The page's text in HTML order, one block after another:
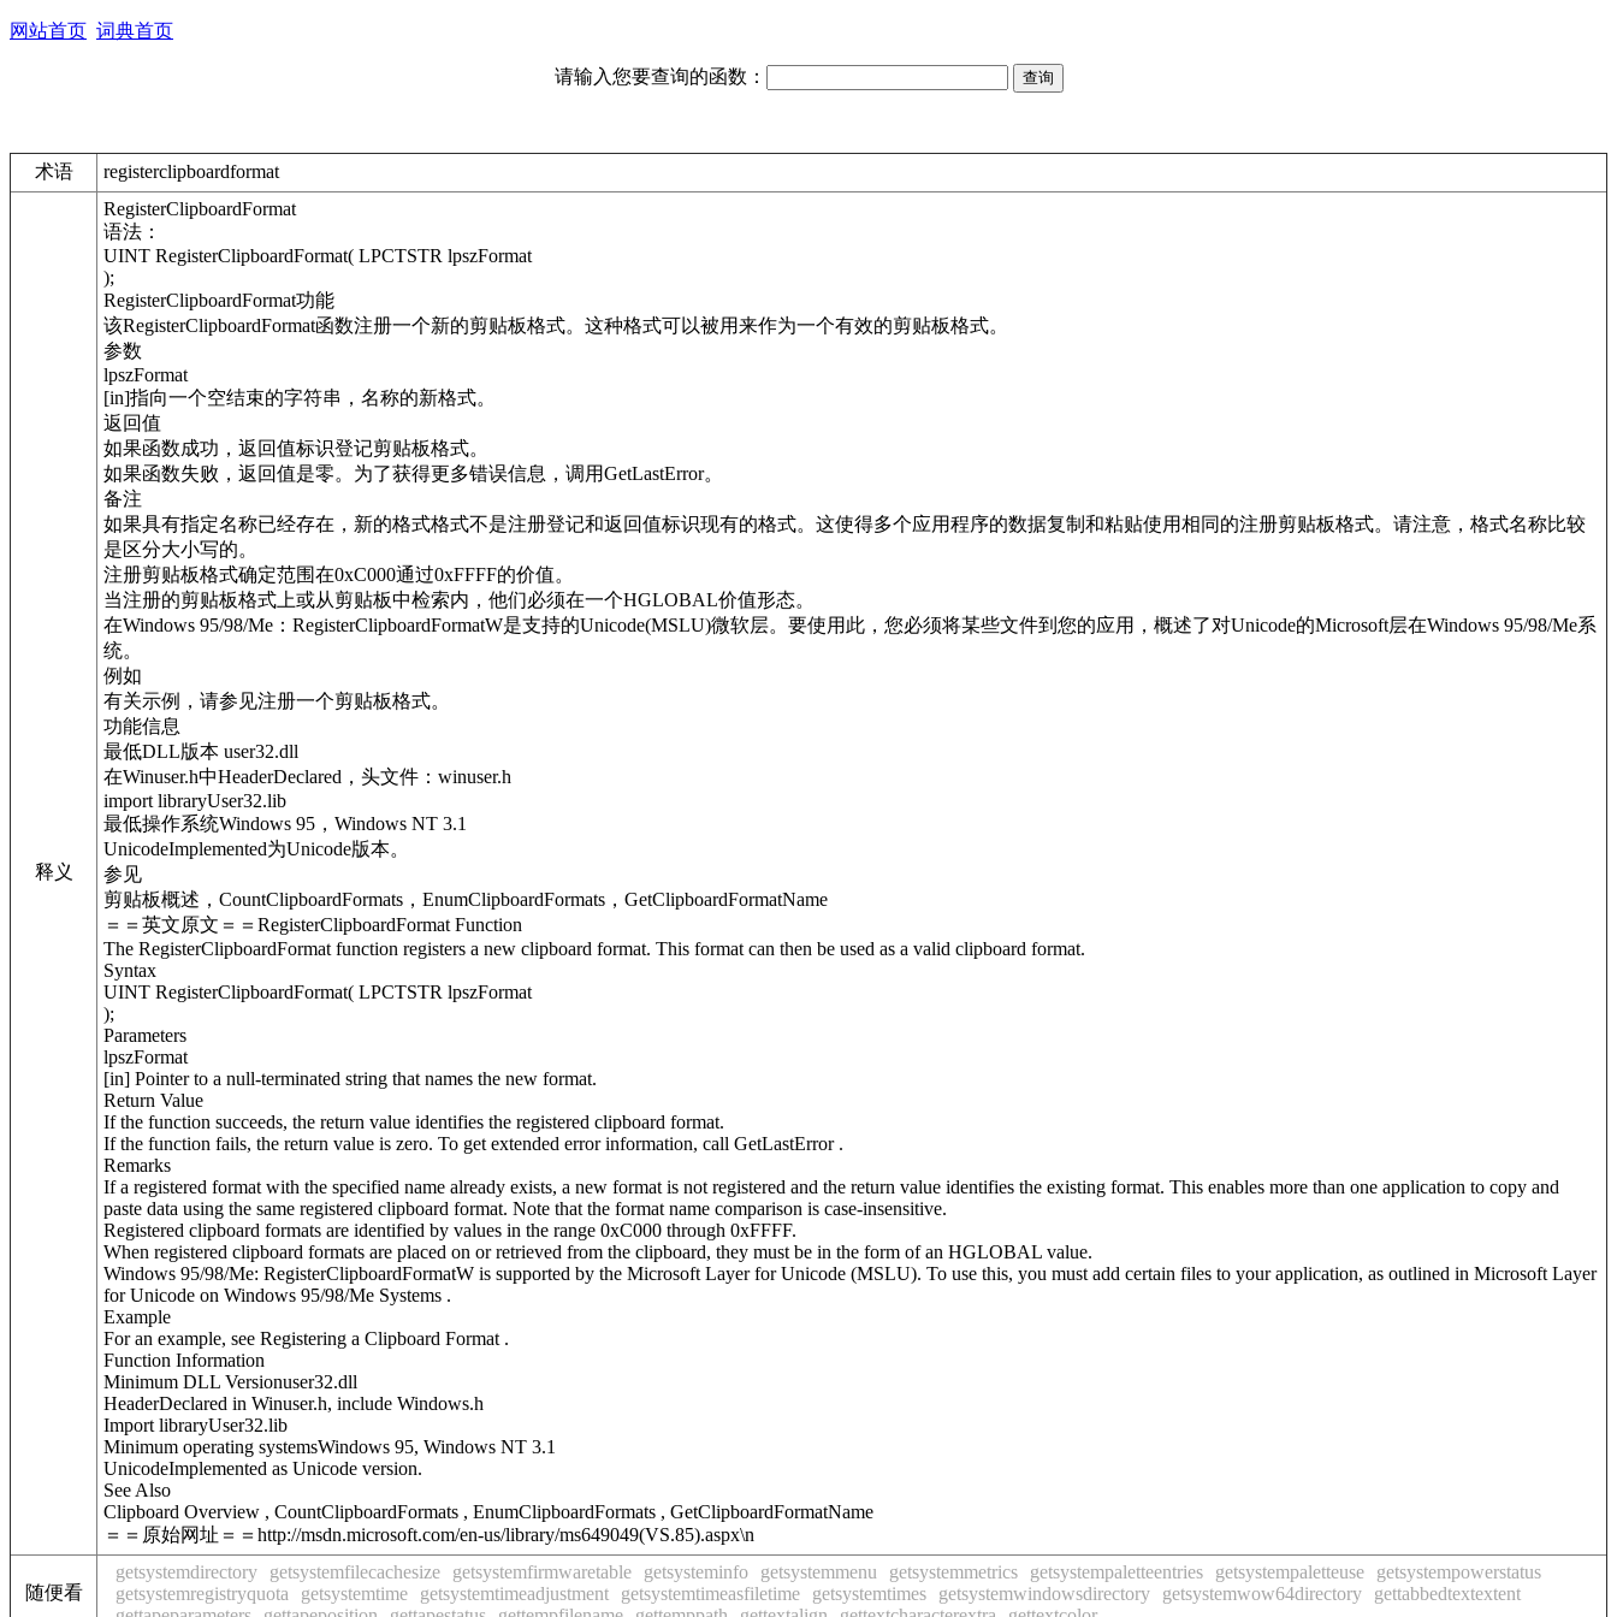
网站首页 词典首页
请输入您要查询的函数：
术语 registerclipboardformat
释义
RegisterClipboardFormat
语法：
UINT RegisterClipboardFormat( LPCTSTR lpszFormat
);
RegisterClipboardFormat功能
该RegisterClipboardFormat函数注册一个新的剪贴板格式。这种格式可以被用来作为一个有效的剪贴板格式。
参数
lpszFormat
[in]指向一个空结束的字符串，名称的新格式。
返回值
如果函数成功，返回值标识登记剪贴板格式。
如果函数失败，返回值是零。为了获得更多错误信息，调用GetLastError。
备注
如果具有指定名称已经存在，新的格式格式不是注册登记和返回值标识现有的格式。这使得多个应用程序的数据复制和粘贴使用相同的注册剪贴板格式。请注意，格式名称比较
是区分大小写的。
注册剪贴板格式确定范围在0xC000通过0xFFFF的价值。
当注册的剪贴板格式上或从剪贴板中检索内，他们必须在一个HGLOBAL价值形态。
在Windows 95/98/Me：RegisterClipboardFormatW是支持的Unicode(MSLU)微软层。要使用此，您必须将某些文件到您的应用，概述了对Unicode的Microsoft层在Windows 95/98/Me系
统。
例如
有关示例，请参见注册一个剪贴板格式。
功能信息
最低DLL版本 user32.dll
在Winuser.h中HeaderDeclared，头文件：winuser.h
import libraryUser32.lib
最低操作系统Windows 95，Windows NT 3.1
UnicodeImplemented为Unicode版本。
参见
剪贴板概述，CountClipboardFormats，EnumClipboardFormats，GetClipboardFormatName
＝＝英文原文＝＝RegisterClipboardFormat Function
The RegisterClipboardFormat function registers a new clipboard format. This format can then be used as a valid clipboard format.
Syntax
UINT RegisterClipboardFormat( LPCTSTR lpszFormat
);
Parameters
lpszFormat
[in] Pointer to a null-terminated string that names the new format.
Return Value
If the function succeeds, the return value identifies the registered clipboard format.
If the function fails, the return value is zero. To get extended error information, call GetLastError .
Remarks
If a registered format with the specified name already exists, a new format is not registered and the return value identifies the existing format. This enables more than one application to copy and
paste data using the same registered clipboard format. Note that the format name comparison is case-insensitive.
Registered clipboard formats are identified by values in the range 0xC000 through 0xFFFF.
When registered clipboard formats are placed on or retrieved from the clipboard, they must be in the form of an HGLOBAL value.
Windows 95/98/Me: RegisterClipboardFormatW is supported by the Microsoft Layer for Unicode (MSLU). To use this, you must add certain files to your application, as outlined in Microsoft Layer
for Unicode on Windows 95/98/Me Systems .
Example
For an example, see Registering a Clipboard Format .
Function Information
Minimum DLL Versionuser32.dll
HeaderDeclared in Winuser.h, include Windows.h
Import libraryUser32.lib
Minimum operating systemsWindows 95, Windows NT 3.1
UnicodeImplemented as Unicode version.
See Also
Clipboard Overview , CountClipboardFormats , EnumClipboardFormats , GetClipboardFormatName
＝＝原始网址＝＝http://msdn.microsoft.com/en-us/library/ms649049(VS.85).aspx\n
随便看
getsystemdirectory getsystemfilecachesize getsystemfirmwaretable getsysteminfo getsystemmenu getsystemmetrics getsystempaletteentries getsystempaletteuse
getsystempowerstatus
getsystemregistryquota
getsystemtime getsystemtimeadjustment getsystemtimeasfiletime getsystemtimes getsystemwindowsdirectory getsystemwow64directory
gettabbedtextextent